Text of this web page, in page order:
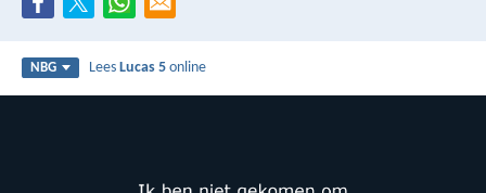
NBG LeesLucas 5 online